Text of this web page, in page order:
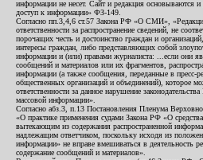
информации не несет. Сайт и редакция основываются
доступ к информации» ФЗ-149.
Согласно пп.3,4,6 ст.57 Закона РФ «О СМИ»,
ответственности за распространение сведений, не
порочащих честь и достоинство граждан и
интересы граждан, либо представляющих собой
информации и (или) правами журналиста: ...если они
сообщений и материалов или их фрагментов,
информации (а также сообщения, переданные в пресс-
общественных организаций и объединений), которое
ответственности за данное нарушение
массовой информации».
Согласно абз.3, п.13 Постановления Пленума
«О практике применения судами Закона РФ «О
вытекающим из содержания распространенной
надлежащим ответчиком, поскольку исходя из
информации» не вправе вмешиваться в деятельность
содержание сообщений и материалов».